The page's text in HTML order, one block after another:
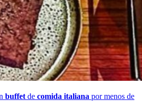
buffet de comida italiana por menos de